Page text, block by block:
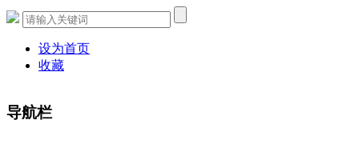
设为首页
收藏
导航栏